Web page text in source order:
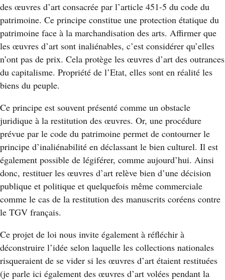
des œuvres d’art consacrée par l’article 451-5 du code du
patrimoine. Ce principe constitue une protection étatique du
patrimoine face à la marchandisation des arts. Affirmer que
les œuvres d’art sont inaliénables, c’est considérer qu’elles
n’ont pas de prix. Cela protège les œuvres d’art des outrances
du capitalisme. Propriété de l’Etat, elles sont en réalité les
biens du peuple.
Ce principe est souvent présenté comme un obstacle
juridique à la restitution des œuvres. Or, une procédure
prévue par le code du patrimoine permet de contourner le
principe d’inaliénabilité en déclassant le bien culturel. Il est
également possible de légiférer, comme aujourd’hui. Ainsi
donc, restituer les œuvres d’art relève bien d’une décision
publique et politique et quelquefois même commerciale
comme le cas de la restitution des manuscrits coréens contre
le TGV français.
Ce projet de loi nous invite également à réfléchir à
déconstruire l’idée selon laquelle les collections nationales
risqueraient de se vider si les œuvres d’art étaient restituées
(je parle ici également des œuvres d’art volées pendant la